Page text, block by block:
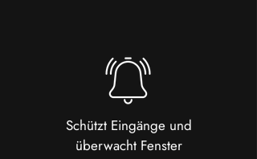
Schützt Eingänge und
überwacht Fenster